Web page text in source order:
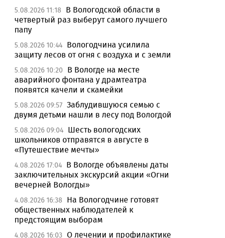
5.08.2026 11:18
В Вологодской области в
четвертый раз выберут самого лучшего
папу
5.08.2026 10:44 Вологодчина усилила
защиту лесов от огня с воздуха и с земли
5.08.2026 10:20
В Вологде на месте
аварийного фонтана у драмтеатра
появятся качели и скамейки
5.08.2026 09:57 Заблудившуюся семью с
двумя детьми нашли в лесу под Вологдой
5.08.2026 09:04 Шесть вологодских
школьников отправятся в августе в
«Путешествие мечты»
4.08.2026 17:04 В Вологде объявлены даты
заключительных экскурсий акции «Огни
вечерней Вологды»
4.08.2026 16:38
На Вологодчине готовят
общественных наблюдателей к
предстоящим выборам
4.08.2026 16:03 О лечении и профилактике